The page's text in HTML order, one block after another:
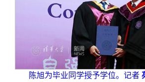
陈旭为毕业同学授予学位。记者